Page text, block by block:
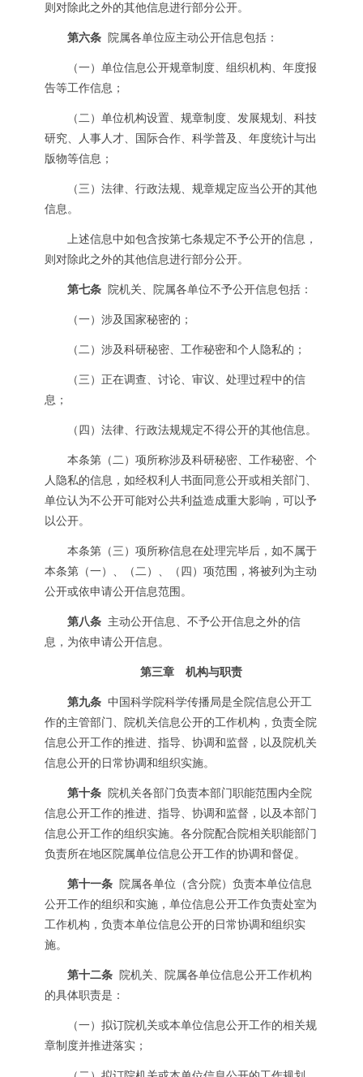
则对除此之外的其他信息进行部分公开。
第六条 院属各单位应主动公开信息包括：
（一）单位信息公开规章制度、组织机构、年度报
告等工作信息；
（二）单位机构设置、规章制度、发展规划、科技
研究、人事人才、国际合作、科学普及、年度统计与出
版物等信息；
（三）法律、行政法规、规章规定应当公开的其他
信息。
上述信息中如包含按第七条规定不予公开的信息，
则对除此之外的其他信息进行部分公开。
第七条 院机关、院属各单位不予公开信息包括：
（一）涉及国家秘密的；
（二）涉及科研秘密、工作秘密和个人隐私的；
（三）正在调查、讨论、审议、处理过程中的信
息；
（四）法律、行政法规规定不得公开的其他信息。
本条第（二）项所称涉及科研秘密、工作秘密、个
人隐私的信息，如经权利人书面同意公开或相关部门、
单位认为不公开可能对公共利益造成重大影响，可以予
以公开。
本条第（三）项所称信息在处理完毕后，如不属于
本条第（一）、（二）、（四）项范围，将被列为主动
公开或依申请公开信息范围。
第八条 主动公开信息、不予公开信息之外的信
息，为依申请公开信息。
第三章 机构与职责
第九条 中国科学院科学传播局是全院信息公开工
作的主管部门、院机关信息公开的工作机构，负责全院
信息公开工作的推进、指导、协调和监督，以及院机关
信息公开的日常协调和组织实施。
第十条 院机关各部门负责本部门职能范围内全院
信息公开工作的推进、指导、协调和监督，以及本部门
信息公开工作的组织实施。各分院配合院相关职能部门
负责所在地区院属单位信息公开工作的协调和督促。
第十一条 院属各单位（含分院）负责本单位信息
公开工作的组织和实施，单位信息公开工作负责处室为
工作机构，负责本单位信息公开的日常协调和组织实
施。
第十二条 院机关、院属各单位信息公开工作机构
的具体职责是：
（一）拟订院机关或本单位信息公开工作的相关规
章制度并推进落实；